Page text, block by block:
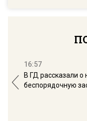
16:57
В ГД рассказали о
беспорядочную